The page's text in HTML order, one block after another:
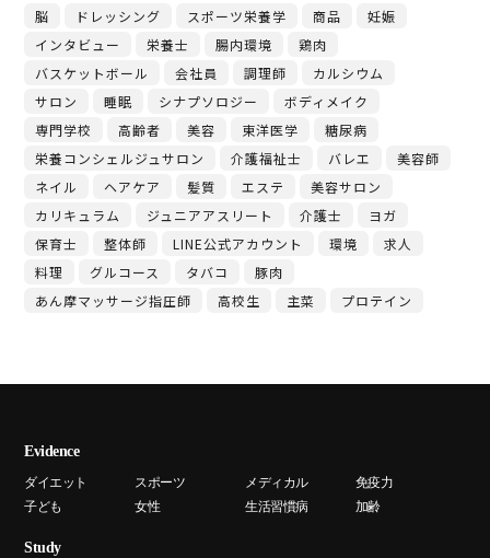
脳
ドレッシング スポーツ栄養学 商品
妊娠
インタビュー
栄養士 腸内環境
鶏肉
バスケットボール
会社員 調理師
カルシウム
サロン
睡眠 シナプソロジー
ボディメイク
専門学校
高齢者 美容 東洋医学
糖尿病
栄養コンシェルジュサロン
介護福祉士 バレエ
美容師
ネイル
ヘアケア 髪質 エステ
美容サロン
カリキュラム
ジュニアアスリート 介護士
ヨガ
保育士
整体師 LINE公式アカウント 環境
求人
料理
グルコース タバコ
豚肉
あん摩マッサージ指圧師
高校生 主菜 プロテイン
Evidence
ダイエット スポーツ メディカル
免疫力
子ども
女性 生活習慣病 加齢
Study